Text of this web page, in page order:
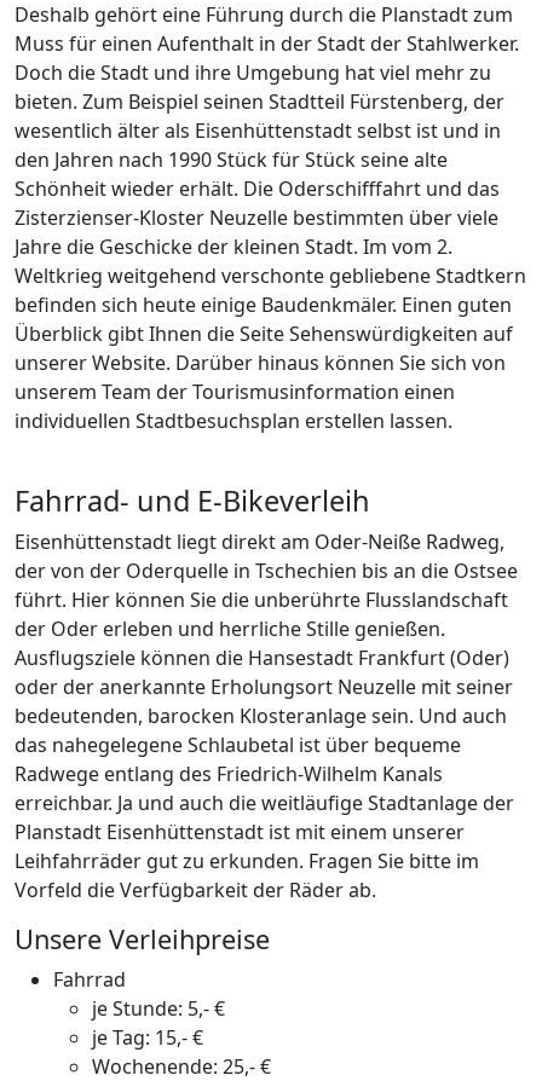
Deshalb gehört eine Führung durch die Planstadt zum
Muss für einen Aufenthalt in der Stadt der Stahlwerker.
Doch die Stadt und ihre Umgebung hat viel mehr zu
bieten. Zum Beispiel seinen Stadtteil Fürstenberg, der
wesentlich älter als Eisenhüttenstadt selbst ist und in
den Jahren nach 1990 Stück für Stück seine alte
Schönheit wieder erhält. Die Oderschifffahrt und das
Zisterzienser-Kloster Neuzelle bestimmten über viele
Jahre die Geschicke der kleinen Stadt. Im vom 2.
Weltkrieg weitgehend verschonte gebliebene Stadtkern
befinden sich heute einige Baudenkmäler. Einen guten
Überblick gibt Ihnen die Seite Sehenswürdigkeiten auf
unserer Website. Darüber hinaus können Sie sich von
unserem Team der Tourismusinformation einen
individuellen Stadtbesuchsplan erstellen lassen.
Fahrrad- und E-Bikeverleih
Eisenhüttenstadt liegt direkt am Oder-Neiße Radweg,
der von der Oderquelle in Tschechien bis an die Ostsee
führt. Hier können Sie die unberührte Flusslandschaft
der Oder erleben und herrliche Stille genießen.
Ausflugsziele können die Hansestadt Frankfurt (Oder)
oder der anerkannte Erholungsort Neuzelle mit seiner
bedeutenden, barocken Klosteranlage sein. Und auch
das nahegelegene Schlaubetal ist über bequeme
Radwege entlang des Friedrich-Wilhelm Kanals
erreichbar. Ja und auch die weitläufige Stadtanlage der
Planstadt Eisenhüttenstadt ist mit einem unserer
Leihfahrräder gut zu erkunden. Fragen Sie bitte im
Vorfeld die Verfügbarkeit der Räder ab.
Unsere Verleihpreise
Fahrrad
je Stunde: 5,- €
je Tag: 15,- €
Wochenende: 25,- €